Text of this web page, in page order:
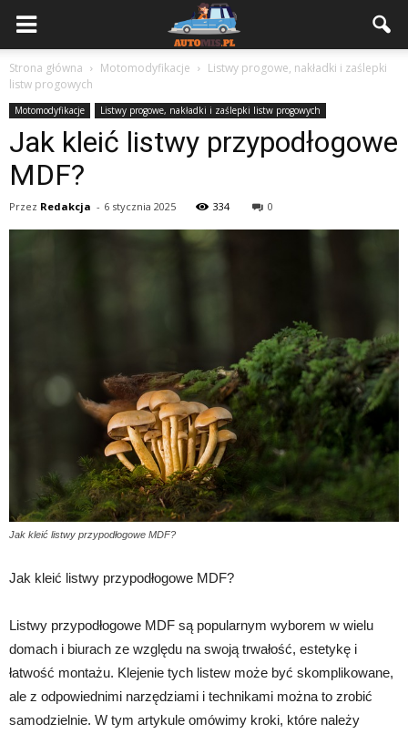
Strona główna Motomodyfikacje
Listwy progowe, nakładki i zaślepki
listw progowych
Motomodyfikacje Listwy progowe, nakładki i zaślepki listw progowych
Jak kleić listwy przypodłogowe
MDF?
Przez Redakcja - 6 stycznia 2025 334 0
Jak kleić listwy przypodłogowe MDF?
Jak kleić listwy przypodłogowe MDF?
Listwy przypodłogowe MDF są popularnym wyborem w wielu
domach i biurach ze względu na swoją trwałość, estetykę i
łatwość montażu. Klejenie tych listew może być skomplikowane,
ale z odpowiednimi narzędziami i technikami można to zrobić
samodzielnie. W tym artykule omówimy kroki, które należy